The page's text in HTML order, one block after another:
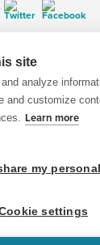
by WordPress . Built by
site
analyze
and customize
Learn more
my
settings